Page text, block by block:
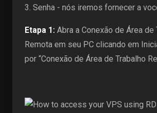
3. Senha - nós iremos fornecer a
Etapa 1: Abra a Conexão de Área de
Remota em seu PC clicando em
por “Conexão de Área de Trabalho